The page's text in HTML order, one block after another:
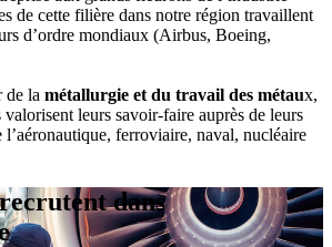
de cette filière dans notre région travaillent
d’ordre mondiaux (Airbus, Boeing,
de la métallurgie et du travail des métaux,
valorisent leurs savoir-faire auprès de leurs
l’aéronautique, ferroviaire, naval, nucléaire
dans